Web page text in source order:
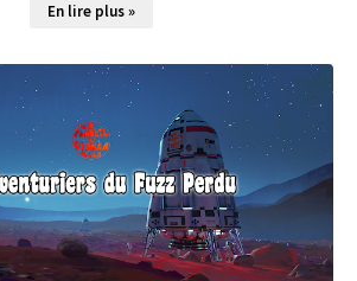
En lire plus »